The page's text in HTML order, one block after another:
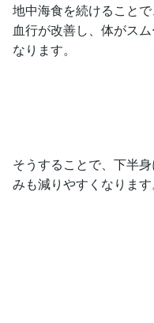
地中海食を続けること
血行が改善し、体がス
なります。
そうすることで、下半
みも減りやすくなります